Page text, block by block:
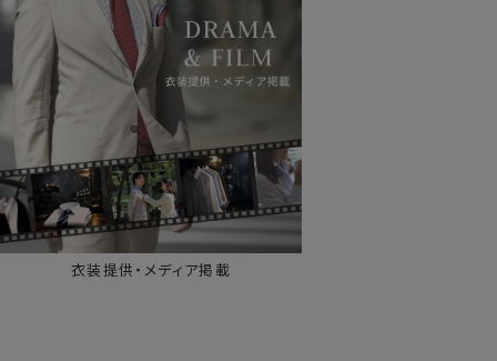
衣装提供・メディア掲載